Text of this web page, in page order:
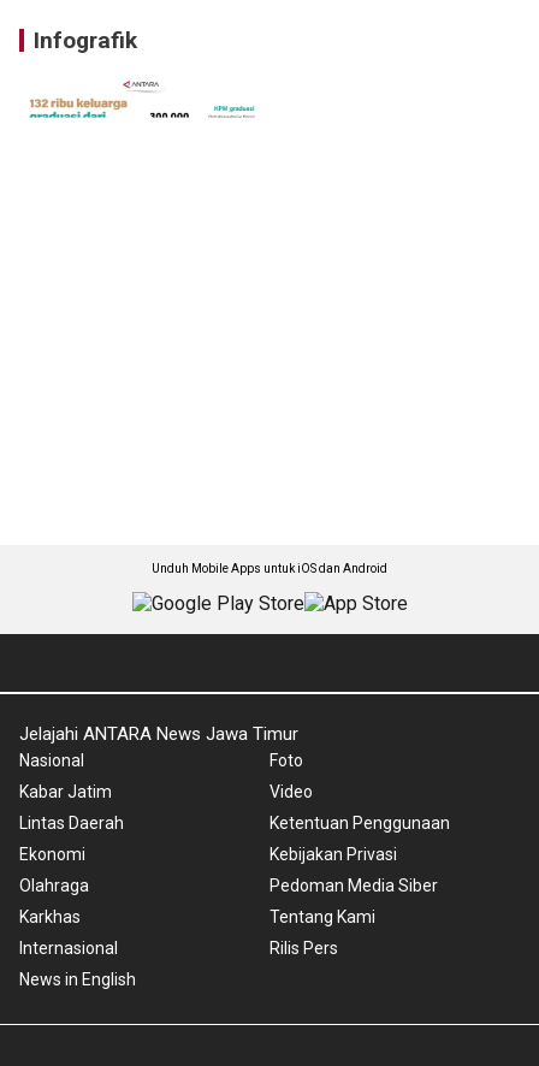
Infografik
Unduh Mobile Apps untuk iOS dan Android
Jelajahi ANTARA News Jawa Timur
Nasional
Kabar Jatim
Lintas Daerah
Ekonomi
Olahraga
Karkhas
Internasional
News in English
Foto
Video
Ketentuan Penggunaan
Kebijakan Privasi
Pedoman Media Siber
Tentang Kami
Rilis Pers